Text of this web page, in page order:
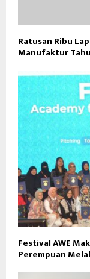
Ratusan Ribu
Manufaktur
Festival AWE
Perempuan